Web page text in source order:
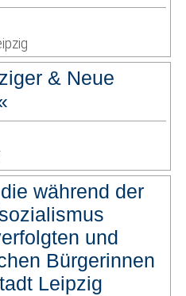
& Neue
während der
und
Bürgerinnen
Leipzig